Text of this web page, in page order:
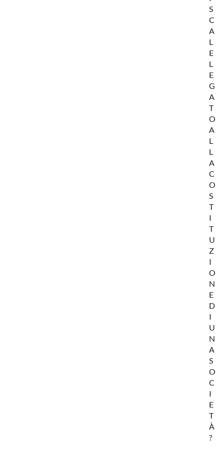
S
C
A
L
E
L
E
G
A
T
O
A
L
L
A
C
O
S
T
I
T
U
Z
I
O
N
E
D
I
U
N
A
S
O
C
I
E
T
À
?